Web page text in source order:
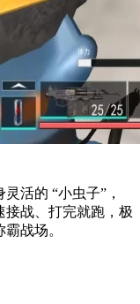
活的 “小虫子”，
接战、打完就跑，极
战场。